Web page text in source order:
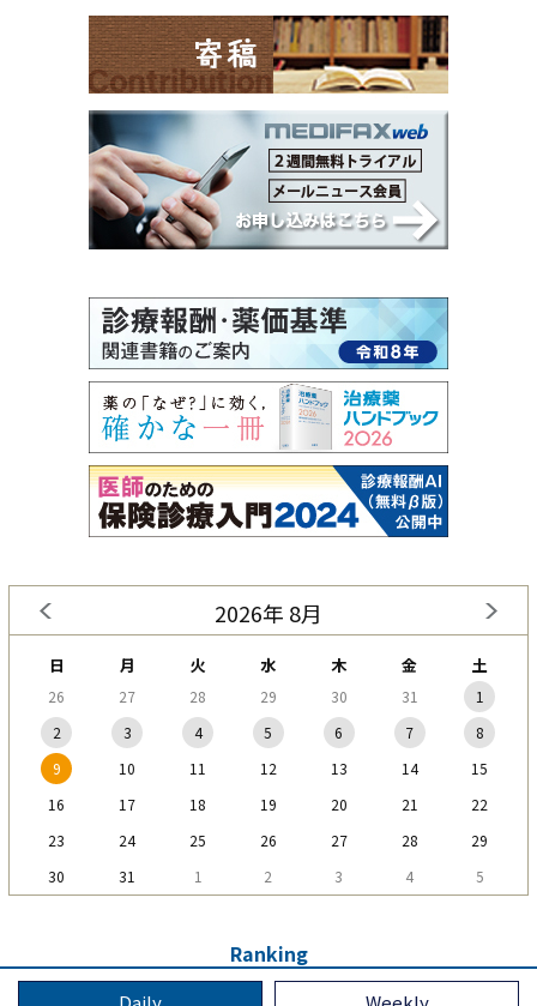
2026年 8月
日 月 火 水 木 金 土
26 27 28 29 30 31
1
2
3 4 5 6 7
8
9
10 11 12 13 14
15
16
17 18 19 20 21
22
23
24 25 26 27 28
29
30
31 1 2 3 4 5
Ranking